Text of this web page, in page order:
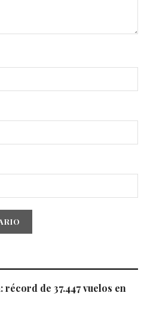
de 37.447 vuelos en